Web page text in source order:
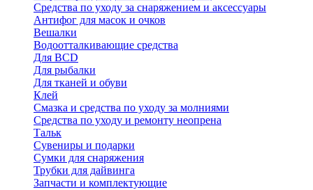
Средства по уходу за снаряжением и аксессуары
Антифог для масок и очков
Вешалки
Водоотталкивающие средства
Для BCD
Для рыбалки
Для тканей и обуви
Клей
Смазка и средства по уходу за молниями
Средства по уходу и ремонту неопрена
Тальк
Сувениры и подарки
Сумки для снаряжения
Трубки для дайвинга
Запчасти и комплектующие